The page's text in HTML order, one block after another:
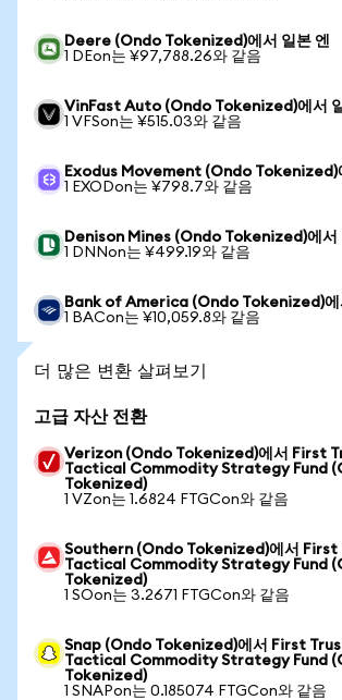
Deere (Ondo Tokenized)에서 일본 엔
1 DEon는 ¥97,788.26와 같음
VinFast Auto (Ondo Tokenized)에서
1 VFSon는 ¥515.03와 같음
Exodus Movement (Ondo Tokenized)
1 EXODon는 ¥798.7와 같음
Denison Mines (Ondo Tokenized)에서
1 DNNon는 ¥499.19와 같음
Bank of America (Ondo Tokenized)에
1 BACon는 ¥10,059.8와 같음
더 많은 변환 살펴보기
고급 자산 전환
Verizon (Ondo Tokenized)에서 First
Tactical Commodity Strategy Fund
Tokenized)
1 VZon는 1.6824 FTGCon와 같음
Southern (Ondo Tokenized)에서 First
Tactical Commodity Strategy Fund
Tokenized)
1 SOon는 3.2671 FTGCon와 같음
Snap (Ondo Tokenized)에서 First
Tactical Commodity Strategy Fund
Tokenized)
1 SNAPon는 0.185074 FTGCon와 같음